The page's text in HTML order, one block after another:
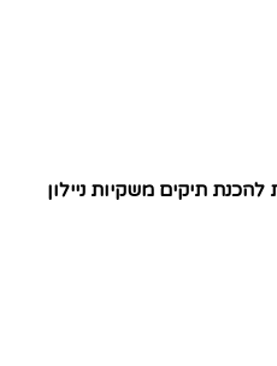
תיקים משקיות ניילון